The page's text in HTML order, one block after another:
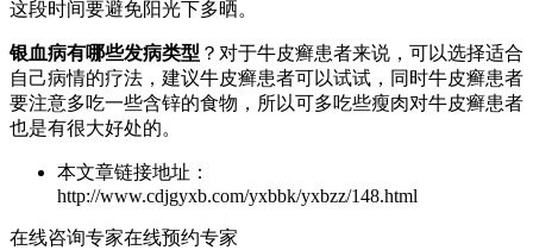
这段时间要避免阳光下多晒。
银血病有哪些发病类型 ？对于牛皮癣患者来说，可以选择适合
自己病情的疗法，建议牛皮癣患者可以试试，同时牛皮癣患者
要注意多吃一些含锌的食物，所以可多吃些瘦肉对牛皮癣患者
也是有很大好处的。
本文章链接地址：
http://www.cdjgyxb.com/yxbbk/yxbzz/148.html
在线咨询专家在线预约专家